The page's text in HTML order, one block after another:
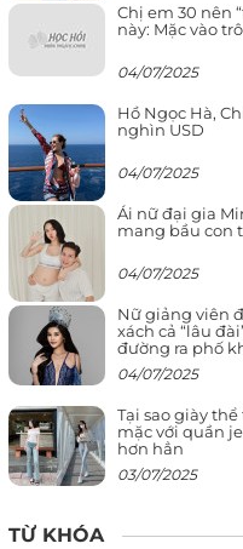
Chị em 30 nên
này: Mặc vào
04/07/2025
Hồ Ngọc Hà,
nghìn USD
04/07/2025
Ái nữ đại gia
mang bầu con
04/07/2025
Nữ giảng viên
xách cả “lâu
đường ra phố
04/07/2025
Tại sao giày
mặc với quần
hơn hẳn
03/07/2025
TỪ KHÓA